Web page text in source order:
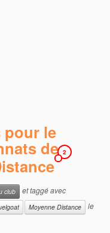
pour le
de 2
club et taggé avec
Moyenne Distance
le